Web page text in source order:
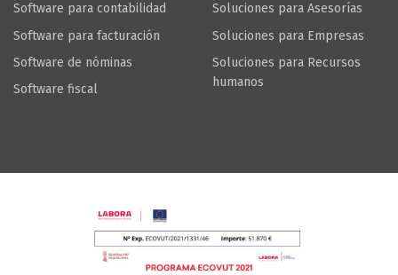
Software para contabilidad
Software para facturación
Software de nóminas
Software fiscal
Soluciones para Asesorías
Soluciones para Empresas
Soluciones para Recursos
humanos